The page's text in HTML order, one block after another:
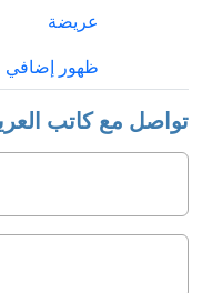
عريضة
ظهور إضافي
تواصل مع كاتب